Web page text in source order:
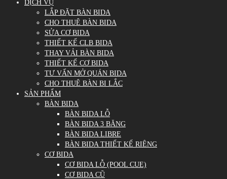
DỊCH VỤ
LẮP ĐẶT BÀN BIDA
CHO THUÊ BÀN BIDA
SỬA CƠ BIDA
THIẾT KẾ CLB BIDA
THAY VẢI BÀN BIDA
THIẾT KẾ CƠ BIDA
TƯ VẤN MỞ QUÁN BIDA
CHO THUÊ BÀN BI LẮC
SẢN PHẨM
BÀN BIDA
BÀN BIDA LỖ
BÀN BIDA 3 BĂNG
BÀN BIDA LIBRE
BÀN BIDA THIẾT KẾ RIÊNG
CƠ BIDA
CƠ BIDA LỖ (POOL CUE)
CƠ BIDA CŨ